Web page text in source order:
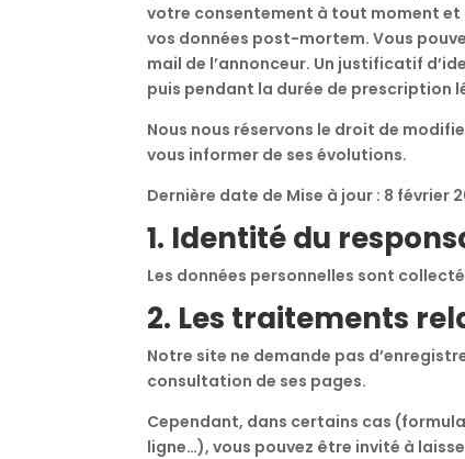
votre consentement à tout moment et
vos données post-mortem. Vous
mail de l’annonceur. Un justificatif
puis pendant la durée de prescription
Nous nous réservons le droit de
vous informer de ses évolutions.
Dernière date de Mise à jour : 8 février
1. Identité du
Les données personnelles sont
2. Les traitements
Notre site ne demande pas
consultation de ses pages.
Cependant, dans certains cas
ligne…), vous pouvez être invité à